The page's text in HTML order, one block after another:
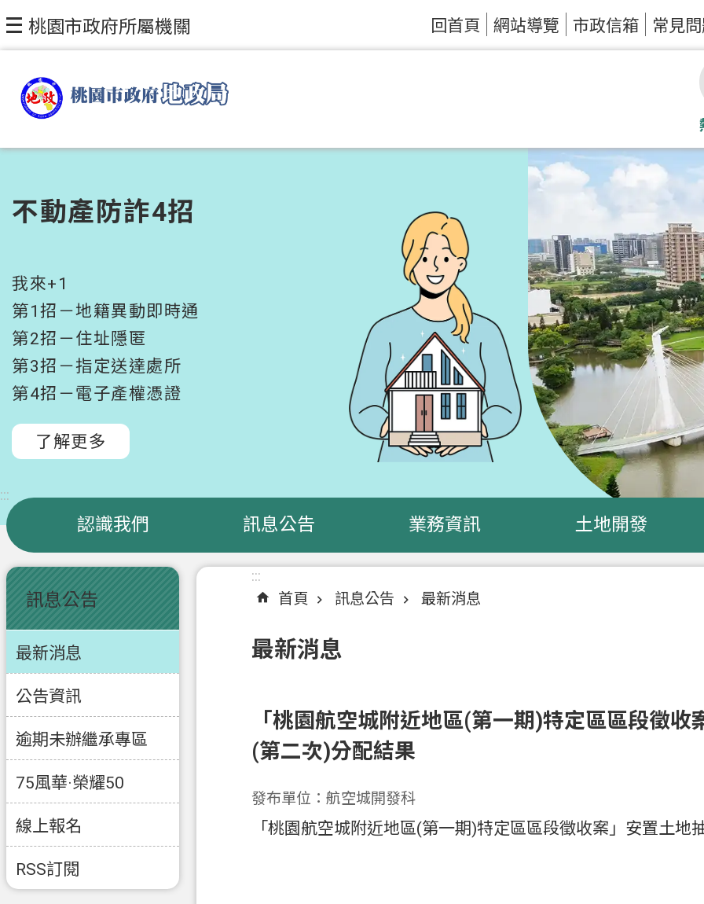
跳到主要內容區塊
桃園市政府所屬機關 回首頁 網站導覽 市政信箱 常見
不動產防詐4招
我來+1
第1招－地籍異動即時通
第2招－住址隱匿
第3招－指定送達處所
第4招－電子產權憑證
了解更多
:::
認識我們 訊息公告 業務資訊 土地開發
:::
訊息公告
最新消息
公告資訊
逾期未辦繼承專區
75風華·榮耀50
線上報名
RSS訂閱
:::
首頁
訊息公告 最新消息
最新消息
「桃園航空城附近地區(第一期)特定區區段徵
(第二次)分配結果
發布單位：航空城開發科
「桃園航空城附近地區(第一期)特定區區段徵收案」安置土